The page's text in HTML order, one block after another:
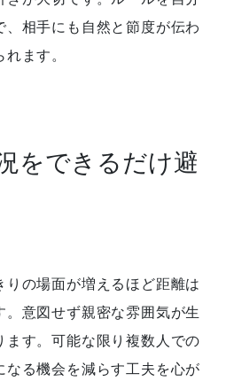
相手にも自然と節度が伝わ
ます。
をできるだけ避
の場面が増えるほど距離は
意図せず親密な雰囲気が生
ます。可能な限り複数人での
なる機会を減らす工夫を心が